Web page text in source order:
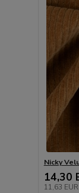
Nicky
14,30
11,63 EUR